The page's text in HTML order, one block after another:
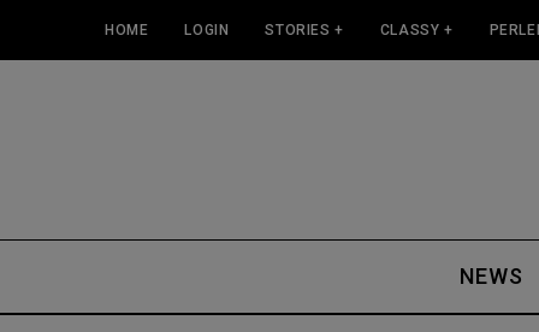
HOME LOGIN STORIES + CLASSY +
NEWS